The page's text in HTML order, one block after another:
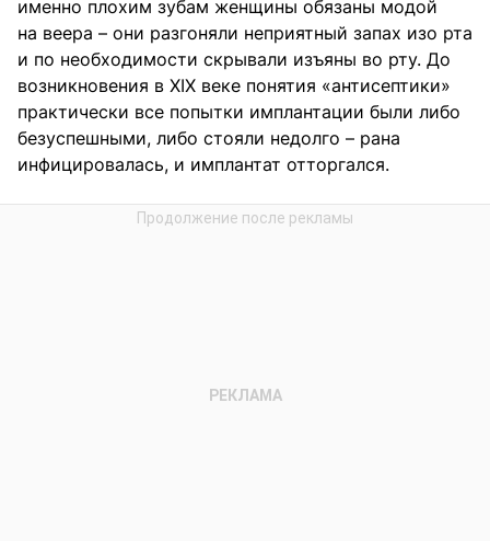
именно плохим зубам женщины обязаны модой
на веера – они разгоняли неприятный запах изо рта
и по необходимости скрывали изъяны во рту. До
возникновения в ХIХ веке понятия «антисептики»
практически все попытки имплантации были либо
безуспешными, либо стояли недолго – рана
инфицировалась, и имплантат отторгался.